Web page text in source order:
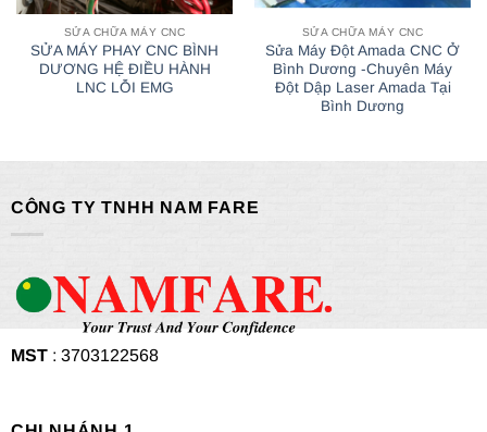
SỬA CHỮA MÁY CNC
SỬA MÁY PHAY CNC BÌNH
DƯƠNG HỆ ĐIỀU HÀNH
LNC LỖI EMG
SỬA CHỮA MÁY CNC
Sửa Máy Đột Amada CNC Ở
Bình Dương -Chuyên Máy
Đột Dập Laser Amada Tại
Bình Dương
CÔNG TY TNHH NAM FARE
MST: 3703122568